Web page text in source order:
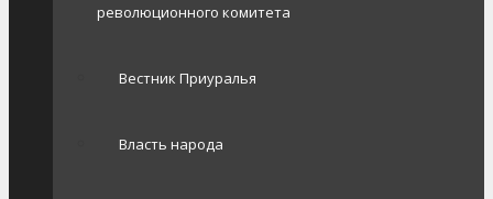
революционного комитета
Вестник Приуралья
Власть народа